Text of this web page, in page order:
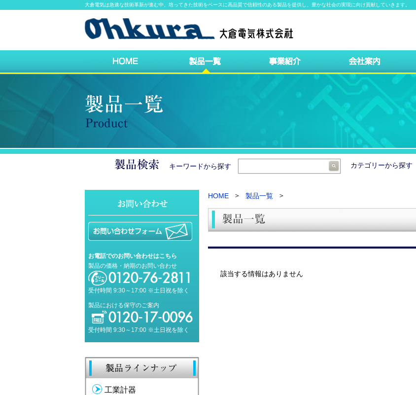
大倉電気は急速な技術革新が進む中、培ってきた技術をベースに高品質で信頼性のある製品を提供し、豊かな社会の実現に向け貢献していきます。
キーワードから探す カテゴリーから探す
HOME 製品一覧
該当する情報はありません
お電話でのお問い合わせはこちら
製品の価格・納期のお問い合わせ
受付時間 9:30～17:00 ※土日祝を除く
製品における保守のご案内
受付時間 9:30～17:00 ※土日祝を除く
工業計器